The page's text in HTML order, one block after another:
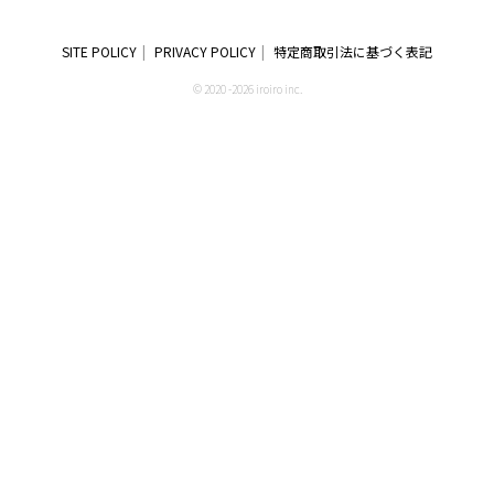
SITE POLICY PRIVACY POLICY 特定商取引法に基づく表記
© 2020 -2026 iroiro inc.